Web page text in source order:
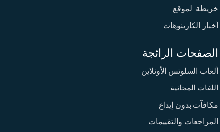
خريطة الموقع
أخبار الكازينوهات
الصفحات الرائجة
ألعاب السلوتس الأونلاين
اللفات المجانية
مكافآت بدون إيداع
المراجعات والتقييمات